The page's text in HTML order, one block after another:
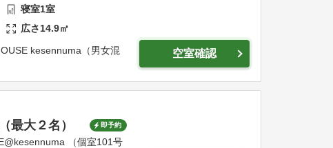
寝室1室
広さ14.9㎡
kesennuma（男女混
空室確認
（最大２名） 即予約
（個室101号